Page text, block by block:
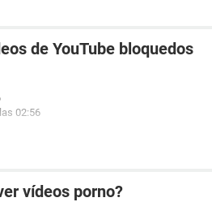
de YouTube bloquedos
02:56
vídeos porno?